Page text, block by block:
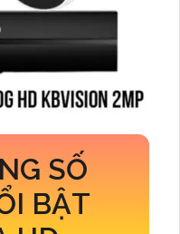
SỐ
BẬT